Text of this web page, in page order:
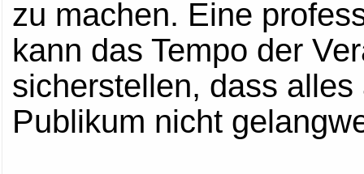
zu machen. Eine
kann das Tempo der
sicherstellen, dass
Publikum nicht